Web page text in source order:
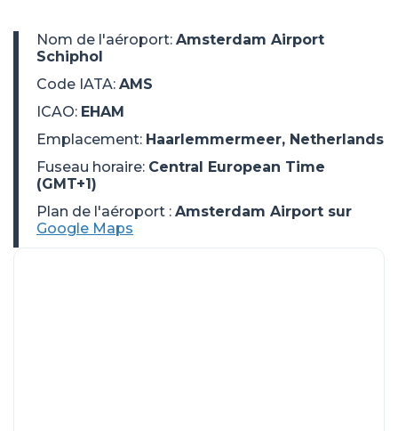
Nom de l'aéroport: Amsterdam Airport
Schiphol
Code IATA: AMS
ICAO: EHAM
Emplacement: Haarlemmermeer, Netherlands
Fuseau horaire: Central European Time
(GMT+1)
Plan de l'aéroport : Amsterdam Airport sur
Google Maps